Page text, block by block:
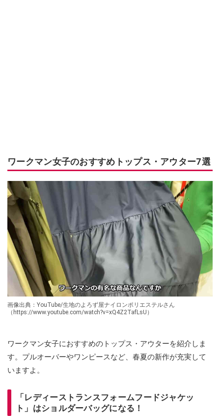
ワークマン女子のおすすめトップス・アウター7選
画像出典：YouTube/生地のよろず屋ナイロンポリエステルさん
（https://www.youtube.com/watch?v=xQ4Z2TafLsU）
ワークマン女子におすすめのトップス・アウターを紹介しま
す。プルオーバーやワンピースなど、春夏の新作が充実して
いますよ。
「レディーストランスフォームフードジャケッ
ト」はショルダーバッグになる！